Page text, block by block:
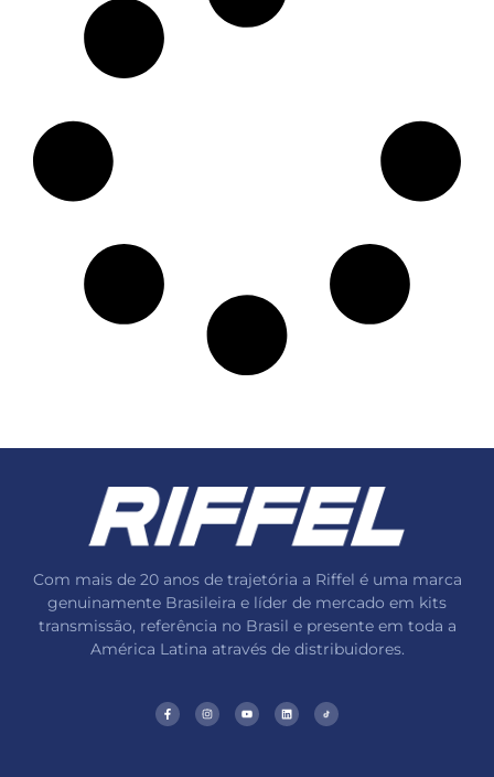
Com mais de 20 anos de trajetória a Riffel é uma marca
genuinamente Brasileira e líder de mercado em kits
transmissão, referência no Brasil e presente em toda a
América Latina através de distribuidores.